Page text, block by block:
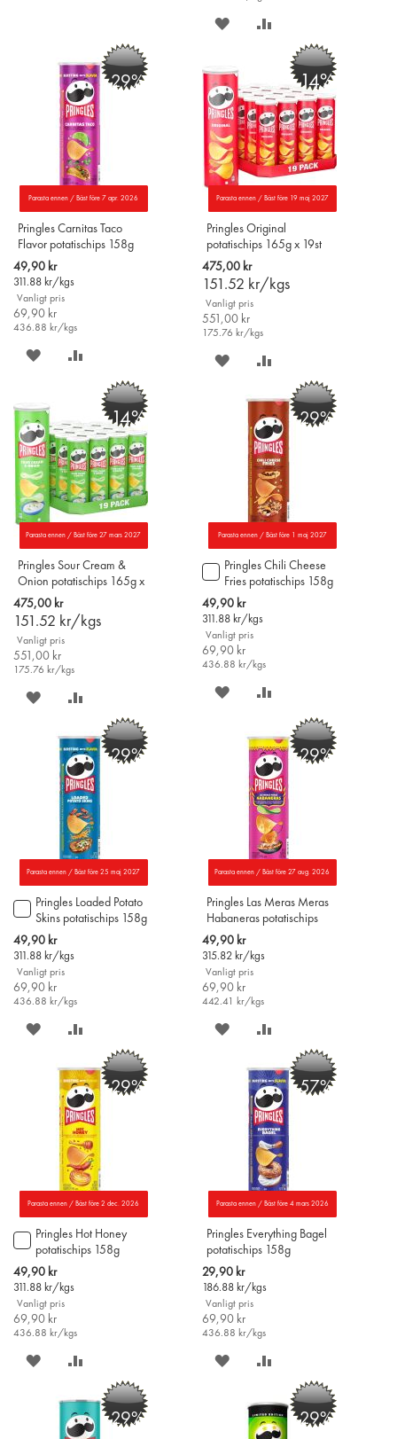
ÖNSKELISTAN
JÄMFÖR
SPARA
ÖNSKELISTAN
JÄMFÖR
Parasta ennen / Bäst före 7 apr. 2026
-29%
Pringles Carnitas Taco
Flavor potatischips 158g
Special
Price
49,90 kr
311.88 kr/kgs
Vanligt pris
69,90 kr
436.88 kr/kgs
SPARA
ÖNSKELISTAN
JÄMFÖR
Parasta ennen / Bäst före 19 maj 2027
-14%
Pringles Original
potatischips 165g x 19st
475,00 kr
151.52 kr/kgs
Vanligt pris
551,00 kr
175.76 kr/kgs
SPARA
ÖNSKELISTAN
JÄMFÖR
-14%
Parasta ennen / Bäst före 27 mars 2027
Pringles Sour Cream &
Onion potatischips 165g x
19st
475,00 kr
151.52 kr/kgs
Vanligt pris
551,00 kr
175.76 kr/kgs
SPARA
ÖNSKELISTAN
JÄMFÖR
Parasta ennen / Bäst före 1 maj 2027
-29%
Pringles Chili Cheese
Fries potatischips 158g
Special
Price
49,90 kr
311.88 kr/kgs
Vanligt pris
69,90 kr
436.88 kr/kgs
Lägg
till
i
varukorgen
SPARA
ÖNSKELISTAN
JÄMFÖR
Parasta ennen / Bäst före 25 maj 2027
-29%
Pringles Loaded Potato
Skins potatischips 158g
Special
Price
49,90 kr
311.88 kr/kgs
Vanligt pris
69,90 kr
436.88 kr/kgs
Lägg
till
i
varukorgen
SPARA
ÖNSKELISTAN
JÄMFÖR
Parasta ennen / Bäst före 27 aug. 2026
-29%
Pringles Las Meras Meras
Habaneras potatischips
158g
Special
Price
49,90 kr
315.82 kr/kgs
Vanligt pris
69,90 kr
442.41 kr/kgs
SPARA
ÖNSKELISTAN
JÄMFÖR
-29%
Parasta ennen / Bäst före 2 dec. 2026
Pringles Hot Honey
potatischips 158g
Special
Price
49,90 kr
311.88 kr/kgs
Vanligt pris
69,90 kr
436.88 kr/kgs
Lägg
till
i
varukorgen
SPARA
ÖNSKELISTAN
JÄMFÖR
-57%
Parasta ennen / Bäst före 4 mars 2026
Pringles Everything Bagel
potatischips 158g
Special
Price
29,90 kr
186.88 kr/kgs
Vanligt pris
69,90 kr
436.88 kr/kgs
SPARA
ÖNSKELISTAN
JÄMFÖR
-29% -29%